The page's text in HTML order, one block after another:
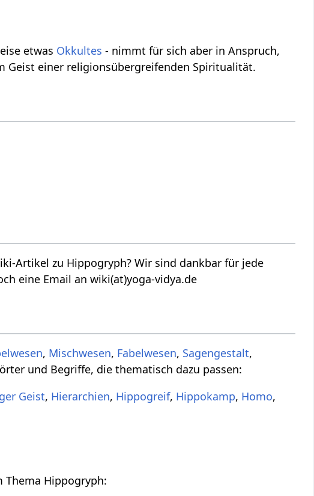
etwas Okkultes - nimmt für sich aber in Anspruch,
Geist einer religionsübergreifenden Spiritualität.
Artikel zu Hippogryph? Wir sind dankbar für jede
eine Email an wiki(at)yoga-vidya.de
, Mischwesen, Fabelwesen, Sagengestalt,
und Begriffe, die thematisch dazu passen:
Geist, Hierarchien, Hippogreif, Hippokamp, Homo,
Thema Hippogryph: